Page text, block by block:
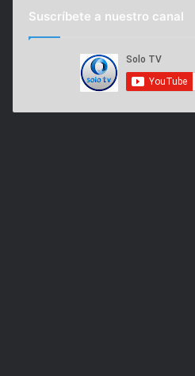
Suscríbete a nuestro canal